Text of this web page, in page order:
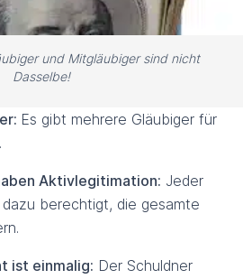
und Mitgläubiger sind nicht
Dasselbe!
Es gibt mehrere Gläubiger für
Aktivlegitimation: Jeder
berechtigt, die gesamte
ist einmalig: Der Schuldner